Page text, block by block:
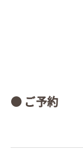
● ご予約